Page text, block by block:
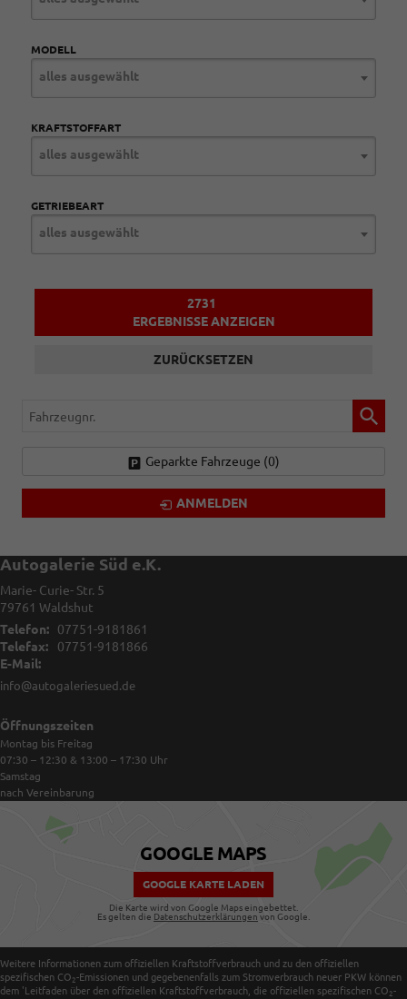
MODELL
alles ausgewählt
KRAFTSTOFFART
alles ausgewählt
GETRIEBEART
alles ausgewählt
2731
ERGEBNISSE ANZEIGEN
ZURÜCKSETZEN
Fahrzeugnr.
Geparkte Fahrzeuge (0)
ANMELDEN
Autogalerie Süd e.K.
Marie- Curie- Str. 5
79761 Waldshut
Telefon:
07751-9181861
Telefax:
07751-9181866
E-Mail:
info@autogaleriesued.de
Öffnungszeiten
Montag bis Freitag
07:30 – 12:30 & 13:00 – 17:30 Uhr
Samstag
nach Vereinbarung
GOOGLE MAPS
GOOGLE KARTE LADEN
Die Karte wird von Google Maps eingebettet.
Es gelten die Datenschutzerklärungen von Google.
Weitere Informationen zum offiziellen Kraftstoffverbrauch und zu den offiziellen
spezifischen CO 2-Emissionen und gegebenenfalls zum Stromverbrauch neuer PKW können
dem 'Leitfaden über den offiziellen Kraftstoffverbrauch, die offiziellen spezifischen CO 2-